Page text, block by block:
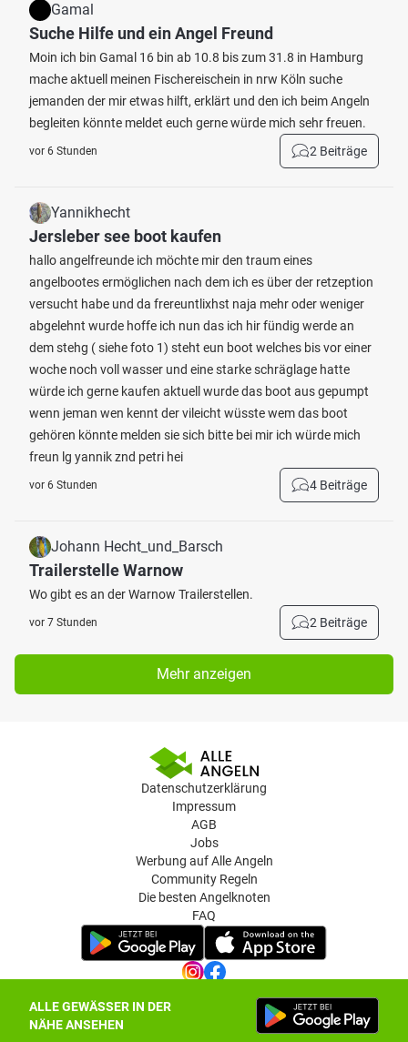
ALLE GEWÄSSER IN DER
NÄHE ANSEHEN
Gamal
Suche Hilfe und ein Angel Freund
Moin ich bin Gamal 16 bin ab 10.8 bis zum 31.8 in Hamburg
mache aktuell meinen Fischereischein in nrw Köln suche
jemanden der mir etwas hilft, erklärt und den ich beim Angeln
begleiten könnte meldet euch gerne würde mich sehr freuen.
vor 6 Stunden 2 Beiträge
Yannikhecht
Jersleber see boot kaufen
hallo angelfreunde ich möchte mir den traum eines
angelbootes ermöglichen nach dem ich es über der retzeption
versucht habe und da frereuntlixhst naja mehr oder weniger
abgelehnt wurde hoffe ich nun das ich hir fündig werde an
dem stehg ( siehe foto 1) steht eun boot welches bis vor einer
woche noch voll wasser und eine starke schräglage hatte
würde ich gerne kaufen aktuell wurde das boot aus gepumpt
wenn jeman wen kennt der vileicht wüsste wem das boot
gehören könnte melden sie sich bitte bei mir ich würde mich
freun lg yannik znd petri hei
vor 6 Stunden 4 Beiträge
Johann Hecht_und_Barsch
Trailerstelle Warnow
Wo gibt es an der Warnow Trailerstellen.
vor 7 Stunden 2 Beiträge
Mehr anzeigen
Datenschutzerklärung
Impressum
AGB
Jobs
Werbung auf Alle Angeln
Community Regeln
Die besten Angelknoten
FAQ
Datenschutz-Einstellungen